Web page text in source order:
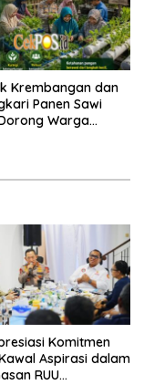
Krembangan dan
Panen Sawi
Warga
Komitmen
Aspirasi dalam
RUU